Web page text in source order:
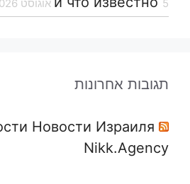
5 אוגוסט 2026, 20:07,
תגובות אחרונות
Новости Израиля
Nikk.Agency